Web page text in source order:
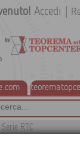
Accedi
Serie RTC